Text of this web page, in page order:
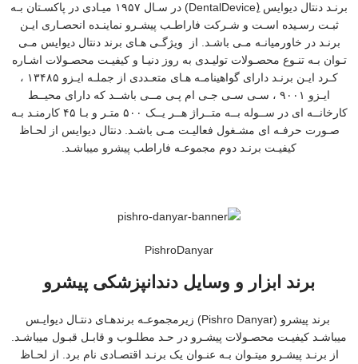
برنـد دنتال دیوایس (ِDentalDevice) در سـال ۱۹۵۷ میـادی در پاکسـتان بـه
ثبـت رسـیده اسـت و شـرکت فاراطـب پیشـرو نماینـده انحصـاری ایـن
برنـد در خاورمیانـه مـی باشـد. از ویژگـی هـای برند دنتال دیوایس مـی
تـوان بـه تنـوع محصـولات تولیـدی به روز دنیـا و کیفیـت محصـولات اشـاره
کـرد ایـن برنـد دارای گواهینامـه هـای متعـددی از جملـه ایـزو ۱۳۴۸۵ ،
ایـزو ۹۰۰۱ ، سـی سـی جـی ام پـی مــی باشــد که دارای محیــط
کارخانــه ای در ســوله بــه متــراژ هــر یــک ۵۰۰ متـر و بـا ۴۵ کارمنـد بـه
صـورت حرفـه ای مشـغول فعالیـت مـی باشـد. دنتال دیوایس از لحـاظ
کیفیـت برنـد دوم مجموعـه فاراطب پیشرو میباشـد.
PishroDanyar
برند ابزار و وسایل دندانپزشکی پیشرو
برند پیشرو (Pishro Danyar) زیرمجموعـه برندهـای دنتـال دیوایـس
میباشـد کیفیـت محصـولات پیشـرو در حـد مطلـوب و قابـل قبـول میباشـد.
از برنـد پیشـرو میتـوان بـه عنـوان یک برنـد اقتصـادی نام برد. از لحـاظ